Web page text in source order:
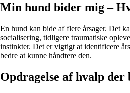
Min hund bider mig –
En hund kan bide af flere årsager. Det
socialisering, tidligere traumatiske
instinkter. Det er vigtigt at identificere
bedre at kunne håndtere den.
Opdragelse af hvalp der